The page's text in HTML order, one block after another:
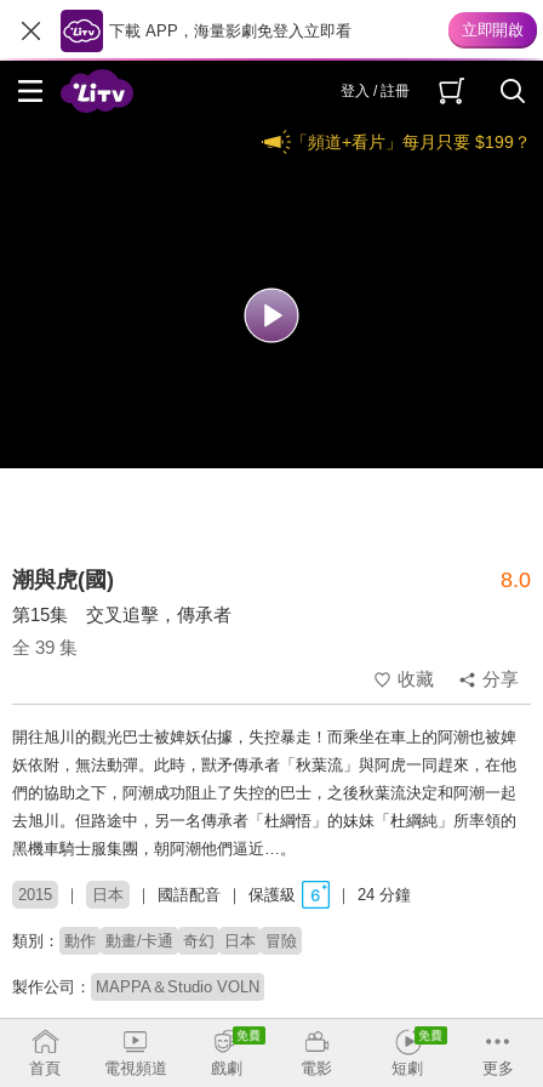
下載 APP，海量影劇免登入立即看
登入 / 註冊
「頻道+看片」每月只要 $199？
潮與虎(國) 8.0
第15集 交叉追擊，傳承者
全 39 集
收藏
分享
開往旭川的觀光巴士被婢妖佔據，失控暴走！而乘坐在車上的阿潮也被婢
妖依附，無法動彈。此時，獸矛傳承者「秋葉流」與阿虎一同趕來，在他
們的協助之下，阿潮成功阻止了失控的巴士，之後秋葉流決定和阿潮一起
去旭川。但路途中，另一名傳承者「杜綱悟」的妹妹「杜綱純」所率領的
黑機車騎士服集團，朝阿潮他們逼近…。
2015 日本 國語配音 保護級 24 分鐘
類別： 動作 動畫/卡通 奇幻 日本 冒險
製作公司： MAPPA＆Studio VOLN
導演：
原著： 藤田和日郎
首頁 電視頻道 戲劇 電影 短劇 更多